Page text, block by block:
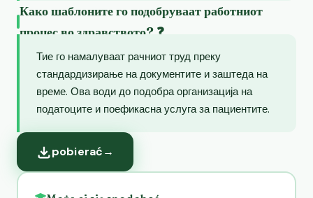
Како шаблоните го подобруваат работниот
процес во здравството? ❓
Тие го намалуваат рачниот труд преку
стандардизирање на документите и заштеда на
време. Ова води до подобра организација на
податоците и поефикасна услуга за пациентите.
pobierać→